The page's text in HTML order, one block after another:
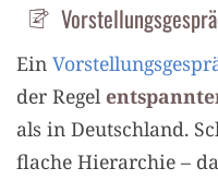
Ein
der Regel
als in Deutschland.
flache Hierarchie –